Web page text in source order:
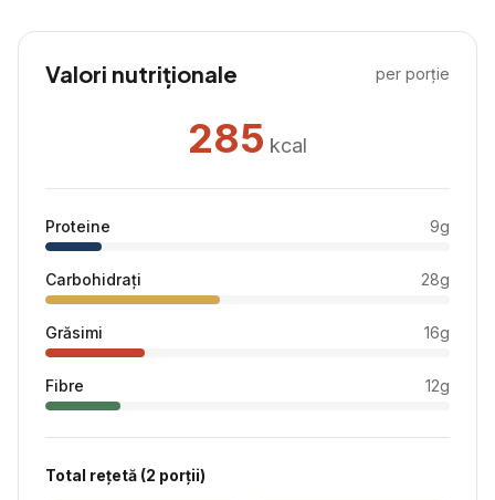
Valori nutriționale per porție
285 kcal
Proteine 9g
Carbohidrați 28g
Grăsimi 16g
Fibre 12g
Total rețetă (2 porții)